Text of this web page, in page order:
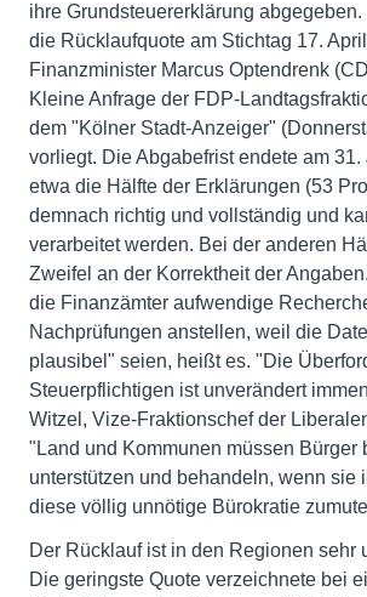
ihre Grundsteuererklärung
die Rücklaufquote am Stichtag 17.
Finanzminister Marcus Optendrenk
Kleine Anfrage der FDP-
dem "Kölner Stadt-Anzeiger"
vorliegt. Die Abgabefrist endete am 31.
etwa die Hälfte der Erklärungen (53
demnach richtig und vollständig und
verarbeitet werden. Bei der anderen
Zweifel an der Korrektheit der
die Finanzämter aufwendige
Nachprüfungen anstellen, weil die
plausibel" seien, heißt es. "Die
Steuerpflichtigen ist unverändert
Witzel, Vize-Fraktionschef der
"Land und Kommunen müssen Bürger
unterstützen und behandeln, wenn sie
diese völlig unnötige Bürokratie
Der Rücklauf ist in den Regionen sehr
Die geringste Quote verzeichnete bei